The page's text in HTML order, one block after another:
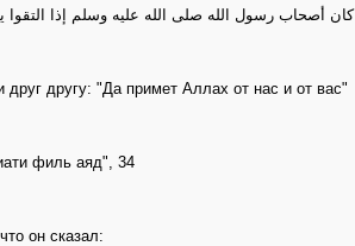
كان أصحاب رسول الله صلى الله عليه وسلم إذا التقوا
другу: "Да примет Аллах от нас и от вас"
филь аяд", 34
он сказал: